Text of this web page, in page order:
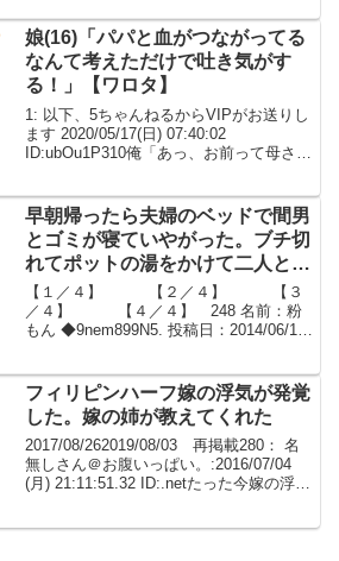
娘(16)「パパと血がつながってる
なんて考えただけで吐き気がす
る！」【ワロタ】
1: 以下、5ちゃんねるからVIPがお送りし
ます 2020/05/17(日) 07:40:02
ID:ubOu1P310俺「あっ、お前って母さん
ｗ 6: 以下、5ちゃ...
早朝帰ったら夫婦のベッドで間男
とゴミが寝ていやがった。ブチ切
れてポットの湯をかけて二人とも
蛸ﾅｸﾞりにしてしまった【３／
４】
【１／４】 【２／４】 【３
／４】 【４／４】 248 名前：粉
もん ◆9nem899N5. 投稿日：2014/06/16
あんたの顔見るの...
フィリピンハーフ嫁の浮気が発覚
した。嫁の姉が教えてくれた
2017/08/262019/08/03 再掲載280： 名
無しさん＠お腹いっぱい。:2016/07/04
(月) 21:11:51.32 ID:.netたった今嫁の浮気